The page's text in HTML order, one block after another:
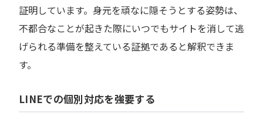
証明しています。身元を頑なに隠そうとする姿勢は、
不都合なことが起きた際にいつでもサイトを消して逃
げられる準備を整えている証拠であると解釈できま
す。
LINEでの個別対応を強要する